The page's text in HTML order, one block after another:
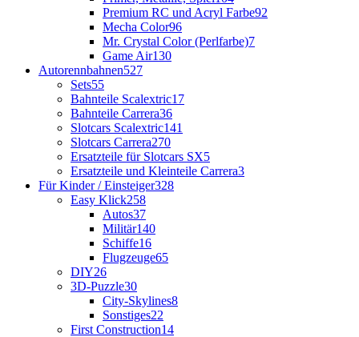
Premium RC und Acryl Farbe92
Mecha Color96
Mr. Crystal Color (Perlfarbe)7
Game Air130
Autorennbahnen527
Sets55
Bahnteile Scalextric17
Bahnteile Carrera36
Slotcars Scalextric141
Slotcars Carrera270
Ersatzteile für Slotcars SX5
Ersatzteile und Kleinteile Carrera3
Für Kinder / Einsteiger328
Easy Klick258
Autos37
Militär140
Schiffe16
Flugzeuge65
DIY26
3D-Puzzle30
City-Skylines8
Sonstiges22
First Construction14